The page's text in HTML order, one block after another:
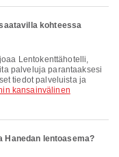
kohteessa
palveluja parantaaksesi
tiedot palveluista ja
kansainvälinen
Hanedan lentoasema?